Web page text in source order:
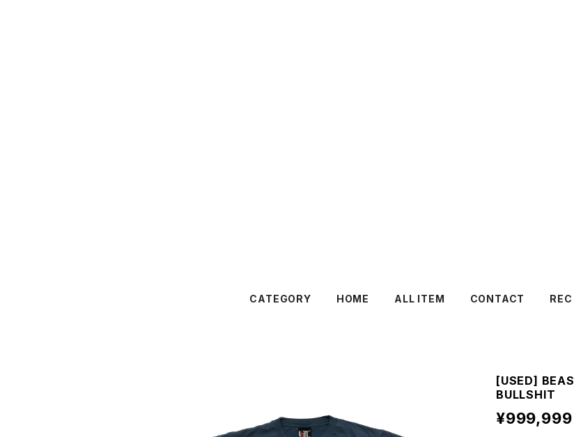
CATEGORY HOME ALL ITEM CONTACT REC
[USED]
BULLSHIT
¥999,999